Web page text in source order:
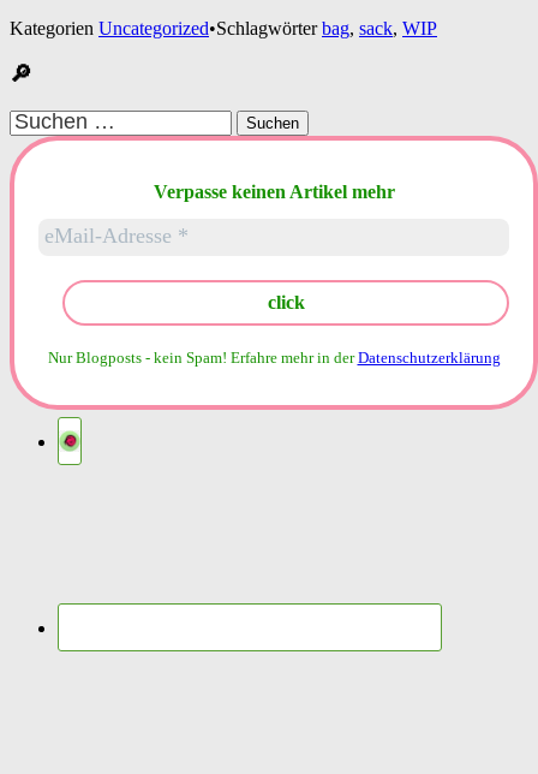
Kategorien Uncategorized•Schlagwörterbag, sack, WIP
🔎
Suchen
nach:
Verpasse keinen Artikel mehr
Nur Blogposts - kein Spam! Erfahre mehr in derDatenschutzerklärung